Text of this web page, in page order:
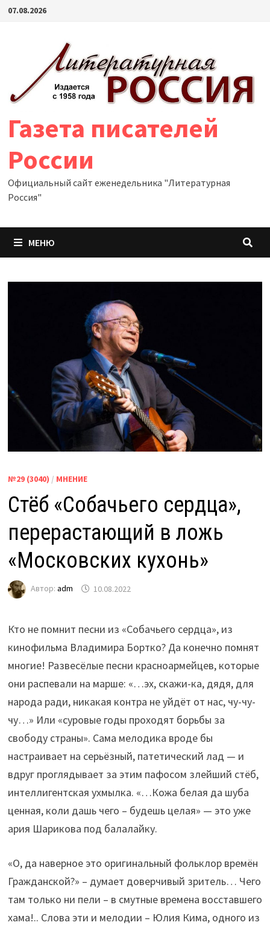
Перейти
07.08.2026
Газета писателей
России
Официальный сайт еженедельника "Литературная
Россия"
МЕНЮ
№29 (3040) / МНЕНИЕ
Стёб «Собачьего сердца»,
перерастающий в ложь
«Московских кухонь»
Автор: adm 10.08.2022
Кто не помнит песни из «Собачьего сердца», из
кинофильма Владимира Бортко? Да конечно помнят
многие! Развесёлые песни красноармейцев, которые
они распевали на марше: «…эх, скажи-ка, дядя, для
народа ради, никакая контра не уйдёт от нас, чу-чу-
чу…» Или «суровые годы проходят борьбы за
свободу страны». Сама мелодика вроде бы
настраивает на серьёзный, патетический лад — и
вдруг проглядывает за этим пафосом злейший стёб,
интеллигентская ухмылка. «…Кожа белая да шуба
ценная, коли дашь чего – будешь целая» — это уже
ария Шарикова под балалайку.
«О, да наверное это оригинальный фольклор времён
Гражданской?» – думает доверчивый зритель… Чего
там только ни пели – в смутные времена восставшего
хама!.. Слова эти и мелодии – Юлия Кима, одного из